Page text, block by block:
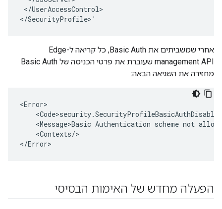
</UserAccessControl>
</SecurityProfile>'
אחרי שמשביתים את Basic Auth, כל קריאה ל-Edge
management API שעוברת את פרטי הכניסה של Basic Auth
מחזירה את השגיאה הבאה:
<Error>
<Message>Basic Authentication scheme not
    <Contexts/>
</Error>
הפעלה מחדש של האימות הבסיסי